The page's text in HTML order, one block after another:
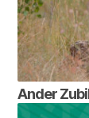
Ander